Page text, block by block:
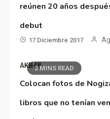
reúnen 20 años
debut
17 Diciembre 2017
2 MINS READ
AKB48
Colocan fotos de
libros que no tenían